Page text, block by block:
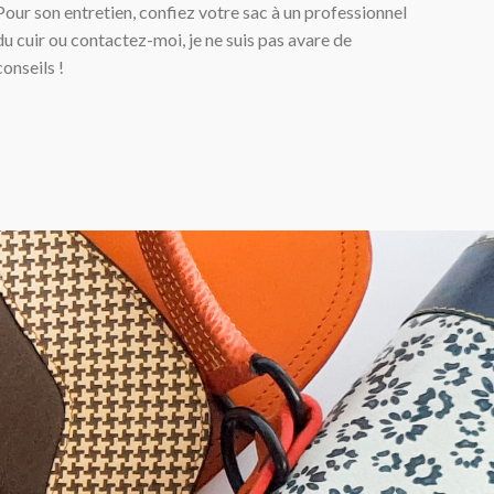
son entretien, confiez votre sac à un professionnel
cuir ou contactez-moi, je ne suis pas avare de
!